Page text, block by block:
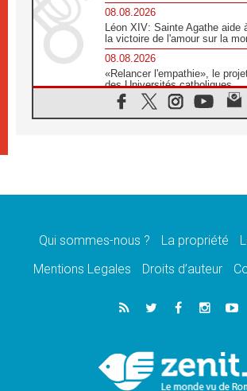
08.08.2026
Léon XIV: Sainte Agathe aide
la victoire de l'amour sur la
08.08.2026
«Relancer l'empathie», le
des Universités catholiques
08.08.2026
Signis 2026, donner la parole
07.08.2026
07.08.2026
de l'Assomption et mémoire
«La paix commence par
le cardinal Parolin
En Colombie, «la paix ne
une signature»
Qui sommes-nous ? La propriété
Mentions Legales
Droits d’auteur